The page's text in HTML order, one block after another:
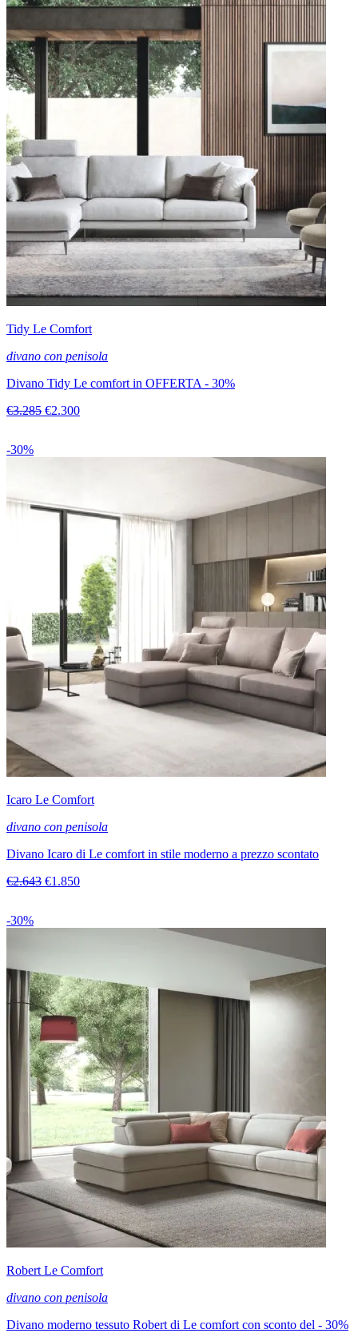
Tidy Le Comfort
divano con penisola
Divano Tidy Le comfort in OFFERTA - 30%
€3.285 €2.300
-30%
Icaro Le Comfort
divano con penisola
Divano Icaro di Le comfort in stile moderno a prezzo scontato
€2.643 €1.850
-30%
Robert Le Comfort
divano con penisola
Divano moderno tessuto Robert di Le comfort con sconto del - 30%